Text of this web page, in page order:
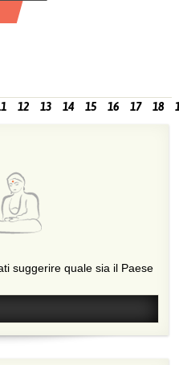
12 13 14 15 16 17 18
suggerire quale sia il Paese